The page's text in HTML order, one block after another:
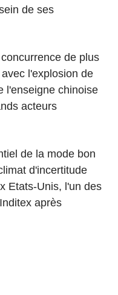
de ses
de plus
l'explosion de
l'enseigne chinoise
acteurs
de la mode bon
d'incertitude
Etats-Unis, l'un des
après